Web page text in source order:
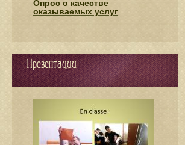
Опрос о качестве
оказываемых услуг
Презентации